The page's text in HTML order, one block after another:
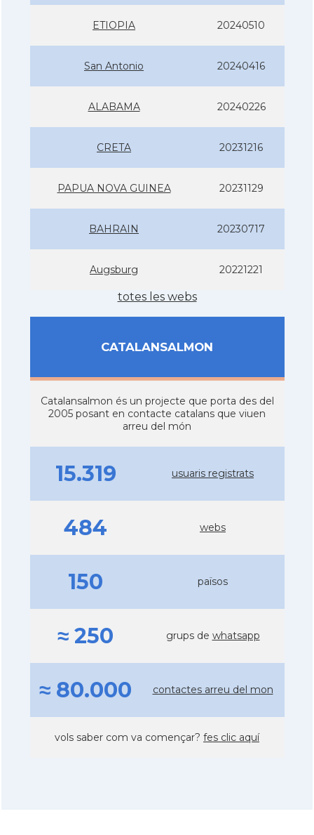
ETIOPIA 20240510
San Antonio 20240416
ALABAMA 20240226
CRETA 20231216
PAPUA NOVA GUINEA 20231129
BAHRAIN 20230717
Augsburg 20221221
totes les webs
CATALANSALMON
Catalansalmon és un projecte que porta des del
2005 posant en contacte catalans que viuen
arreu del món
15.319 usuaris registrats
484 webs
150 països
≈ 250 grups de whatsapp
≈ 80.000 contactes arreu del mon
vols saber com va començar? fes clic aquí